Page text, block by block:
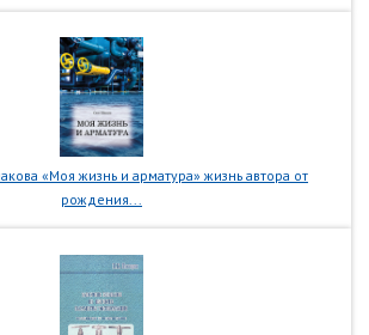
«Моя жизнь и арматура» жизнь автора от
рождения...